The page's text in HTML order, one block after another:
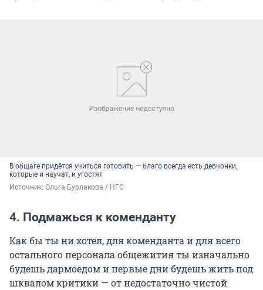
В общаге придётся учиться готовить — благо всегда есть девчонки,
которые и научат, и угостят
Источник: Ольга Бурлакова / НГС
4. Подмажься к коменданту
Как бы ты ни хотел, для коменданта и для всего
остального персонала общежития ты изначально
будешь дармоедом и первые дни будешь жить под
шквалом критики — от недостаточно чистой